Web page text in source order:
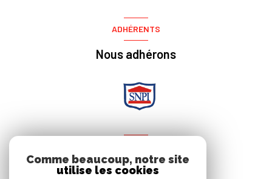
ADHÉRENTS
Nous adhérons
Nous suivre
Comme beaucoup, notre site
utilise les cookies